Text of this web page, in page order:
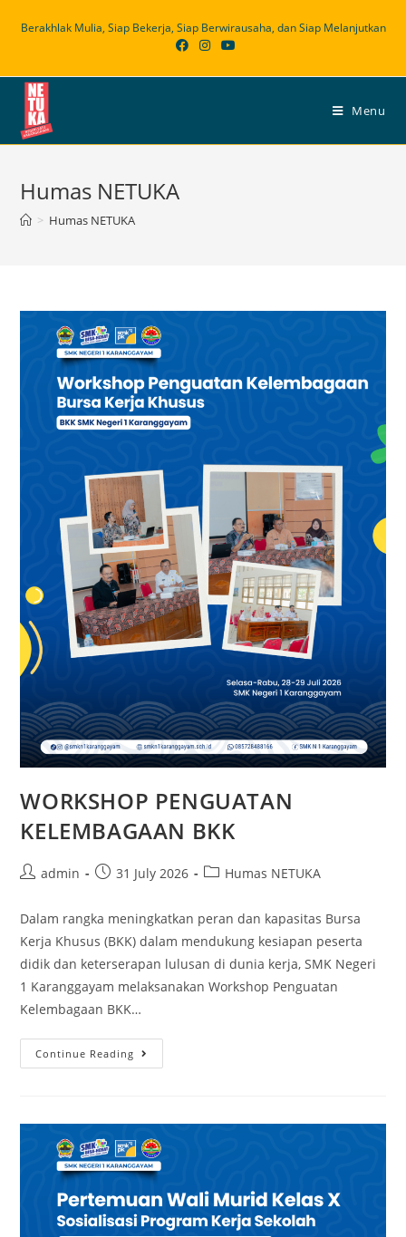
Berakhlak Mulia, Siap Bekerja, Siap Berwirausaha, dan Siap Melanjutkan
Menu
Humas NETUKA
> Humas NETUKA
WORKSHOP PENGUATAN
KELEMBAGAAN BKK
Postadmin
Post31 July 2026
PostHumas NETUKA
Dalam rangka meningkatkan peran dan kapasitas Bursa
Kerja Khusus (BKK) dalam mendukung kesiapan peserta
didik dan keterserapan lulusan di dunia kerja, SMK Negeri
1 Karanggayam melaksanakan Workshop Penguatan
Kelembagaan BKK…
Continue Reading
PENGUATAN